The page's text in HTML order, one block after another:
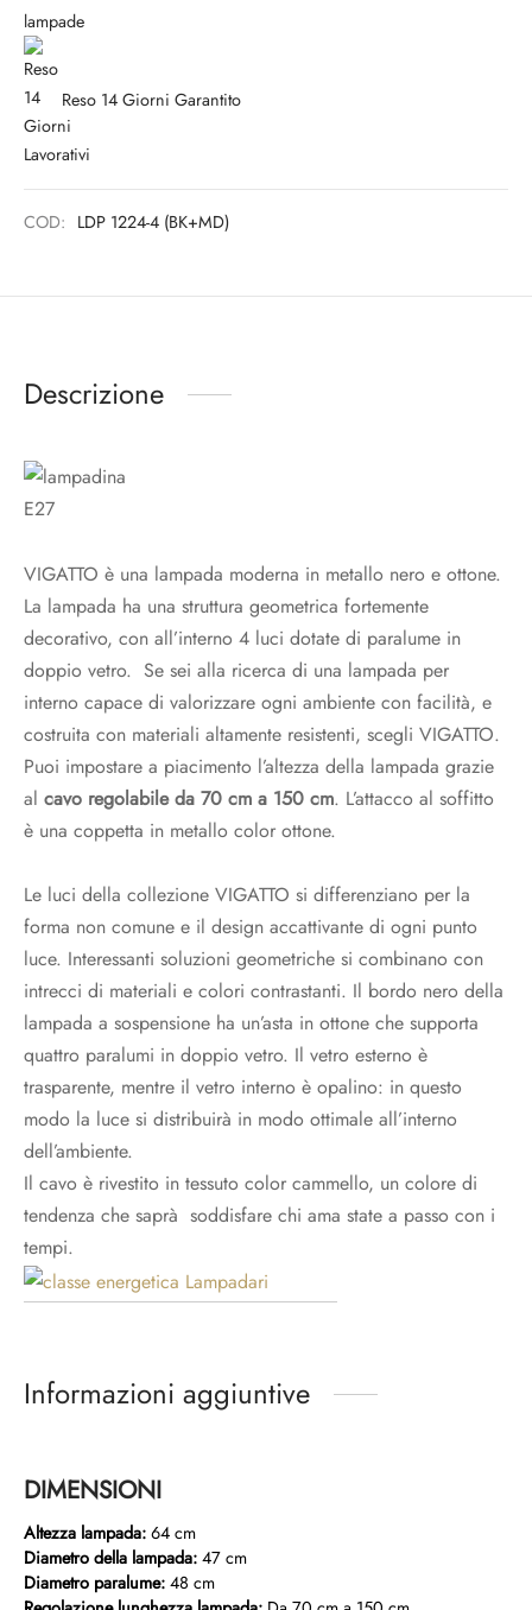
Reso 14 Giorni Garantito
COD: LDP 1224-4 (BK+MD)
Descrizione
VIGATTO è una lampada moderna in metallo nero e ottone.
La lampada ha una struttura geometrica fortemente
decorativo, con all’interno 4 luci dotate di paralume in
doppio vetro. Se sei alla ricerca di una lampada per
interno capace di valorizzare ogni ambiente con facilità, e
costruita con materiali altamente resistenti, scegli VIGATTO.
Puoi impostare a piacimento l’altezza della lampada grazie
al cavo regolabile da 70 cm a 150 cm. L’attacco al soffitto
è una coppetta in metallo color ottone.
Le luci della collezione VIGATTO si differenziano per la
forma non comune e il design accattivante di ogni punto
luce. Interessanti soluzioni geometriche si combinano con
intrecci di materiali e colori contrastanti. Il bordo nero della
lampada a sospensione ha un’asta in ottone che supporta
quattro paralumi in doppio vetro. Il vetro esterno è
trasparente, mentre il vetro interno è opalino: in questo
modo la luce si distribuirà in modo ottimale all’interno
dell’ambiente.
Il cavo è rivestito in tessuto color cammello, un colore di
tendenza che saprà soddisfare chi ama state a passo con i
tempi.
Informazioni aggiuntive
DIMENSIONI
Altezza lampada: 64 cm
Diametro della lampada: 47 cm
Diametro paralume: 48 cm